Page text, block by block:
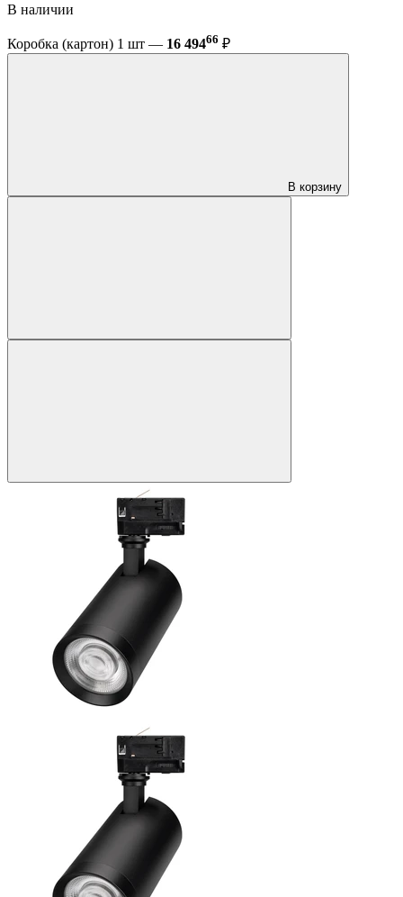
В наличии
Коробка (картон) 1 шт — 16 49466 ₽
В корзину